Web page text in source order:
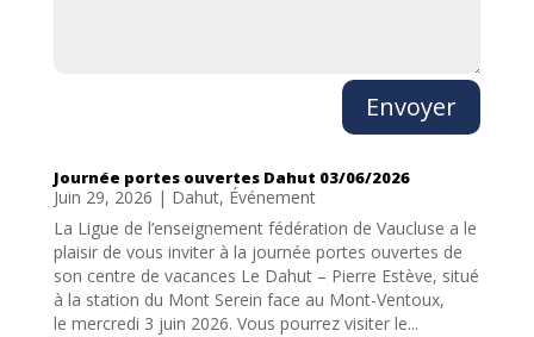
Envoyer
Journée portes ouvertes Dahut 03/06/2026
Juin 29, 2026 | Dahut, Événement
La Ligue de l’enseignement fédération de Vaucluse a le
plaisir de vous inviter à la journée portes ouvertes de
son centre de vacances Le Dahut – Pierre Estève, situé
à la station du Mont Serein face au Mont-Ventoux,
le mercredi 3 juin 2026. Vous pourrez visiter le...